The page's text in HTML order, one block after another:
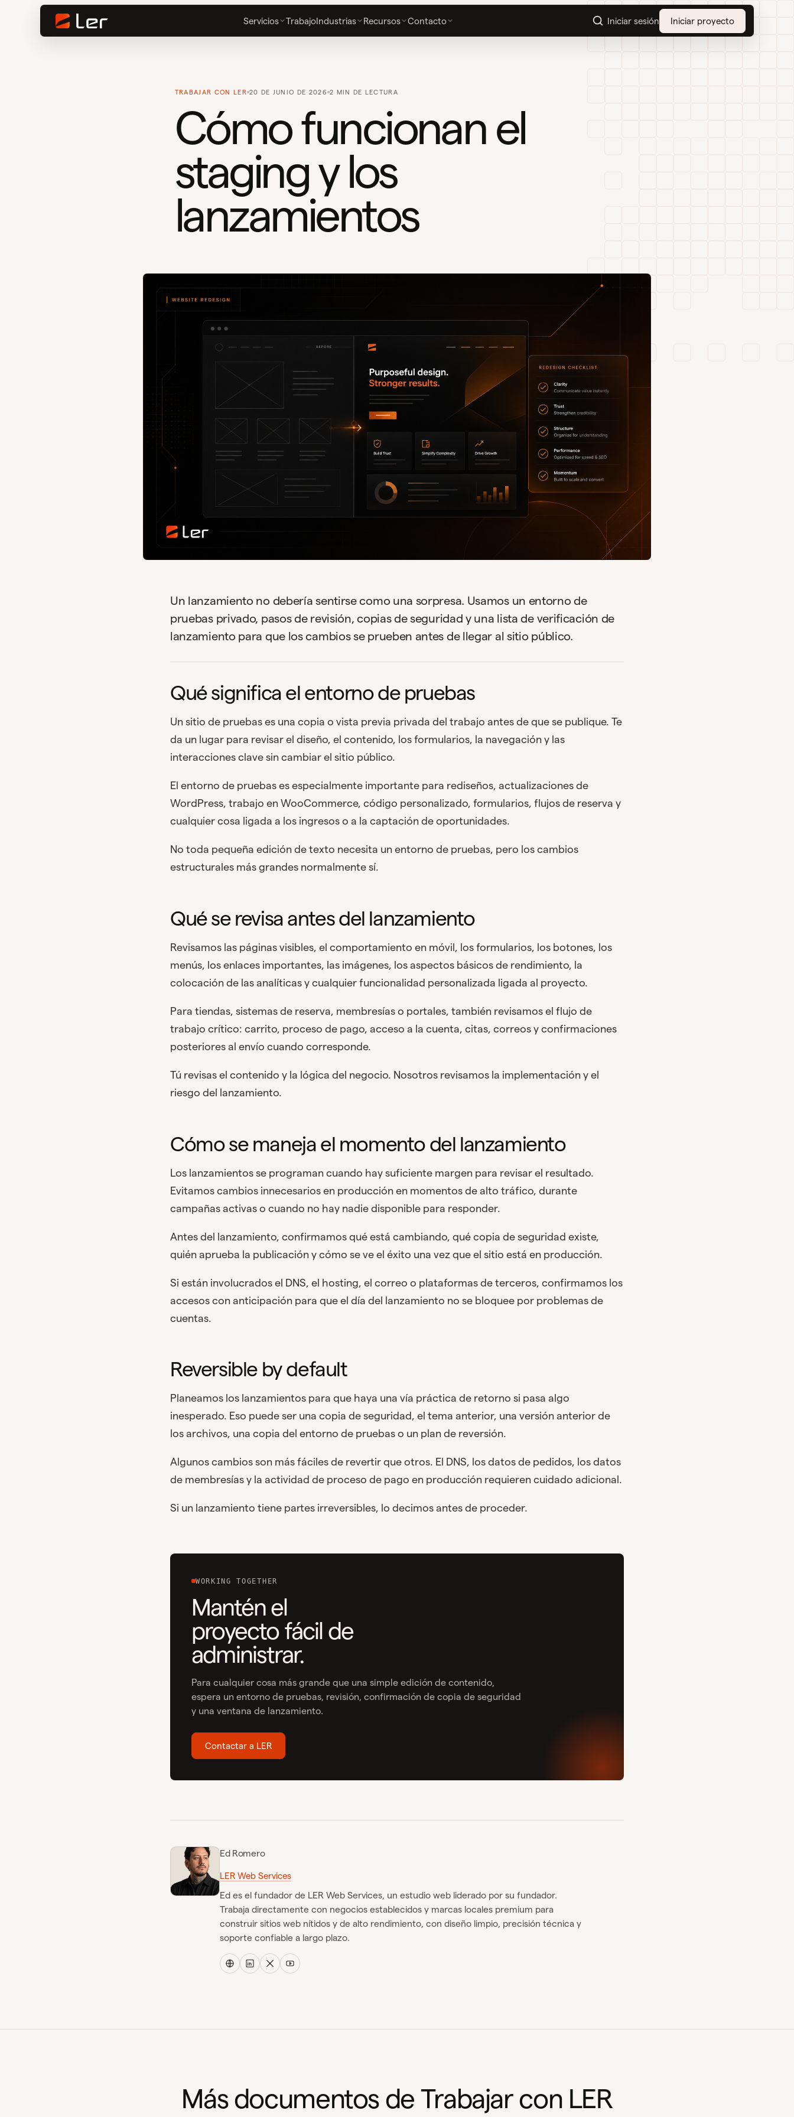
Servicios TrabajoIndustrias Recursos Contacto Iniciar sesión Iniciar proyecto
TRABAJAR CON LER 20 DE JUNIO DE 2026 2 MIN DE LECTURA
Cómo funcionan el
staging y los
lanzamientos
Un lanzamiento no debería sentirse como una sorpresa. Usamos un entorno de
pruebas privado, pasos de revisión, copias de seguridad y una lista de verificación de
lanzamiento para que los cambios se prueben antes de llegar al sitio público.
Qué significa el entorno de pruebas
Un sitio de pruebas es una copia o vista previa privada del trabajo antes de que se publique. Te
da un lugar para revisar el diseño, el contenido, los formularios, la navegación y las
interacciones clave sin cambiar el sitio público.
El entorno de pruebas es especialmente importante para rediseños, actualizaciones de
WordPress, trabajo en WooCommerce, código personalizado, formularios, flujos de reserva y
cualquier cosa ligada a los ingresos o a la captación de oportunidades.
No toda pequeña edición de texto necesita un entorno de pruebas, pero los cambios
estructurales más grandes normalmente sí.
Qué se revisa antes del lanzamiento
Revisamos las páginas visibles, el comportamiento en móvil, los formularios, los botones, los
menús, los enlaces importantes, las imágenes, los aspectos básicos de rendimiento, la
colocación de las analíticas y cualquier funcionalidad personalizada ligada al proyecto.
Para tiendas, sistemas de reserva, membresías o portales, también revisamos el flujo de
trabajo crítico: carrito, proceso de pago, acceso a la cuenta, citas, correos y confirmaciones
posteriores al envío cuando corresponde.
Tú revisas el contenido y la lógica del negocio. Nosotros revisamos la implementación y el
riesgo del lanzamiento.
Cómo se maneja el momento del lanzamiento
Los lanzamientos se programan cuando hay suficiente margen para revisar el resultado.
Evitamos cambios innecesarios en producción en momentos de alto tráfico, durante
campañas activas o cuando no hay nadie disponible para responder.
Antes del lanzamiento, confirmamos qué está cambiando, qué copia de seguridad existe,
quién aprueba la publicación y cómo se ve el éxito una vez que el sitio está en producción.
Si están involucrados el DNS, el hosting, el correo o plataformas de terceros, confirmamos los
accesos con anticipación para que el día del lanzamiento no se bloquee por problemas de
cuentas.
Reversible by default
Planeamos los lanzamientos para que haya una vía práctica de retorno si pasa algo
inesperado. Eso puede ser una copia de seguridad, el tema anterior, una versión anterior de
los archivos, una copia del entorno de pruebas o un plan de reversión.
Algunos cambios son más fáciles de revertir que otros. El DNS, los datos de pedidos, los datos
de membresías y la actividad de proceso de pago en producción requieren cuidado adicional.
Si un lanzamiento tiene partes irreversibles, lo decimos antes de proceder.
WORKING TOGETHER
Mantén el
proyecto fácil de
administrar.
Para cualquier cosa más grande que una simple edición de contenido,
espera un entorno de pruebas, revisión, confirmación de copia de seguridad
y una ventana de lanzamiento.
Contactar a LER
Ed Romero
LER Web Services
Ed es el fundador de LER Web Services, un estudio web liderado por su fundador.
Trabaja directamente con negocios establecidos y marcas locales premium para
construir sitios web nítidos y de alto rendimiento, con diseño limpio, precisión técnica y
soporte confiable a largo plazo.
Más documentos de Trabajar con LER